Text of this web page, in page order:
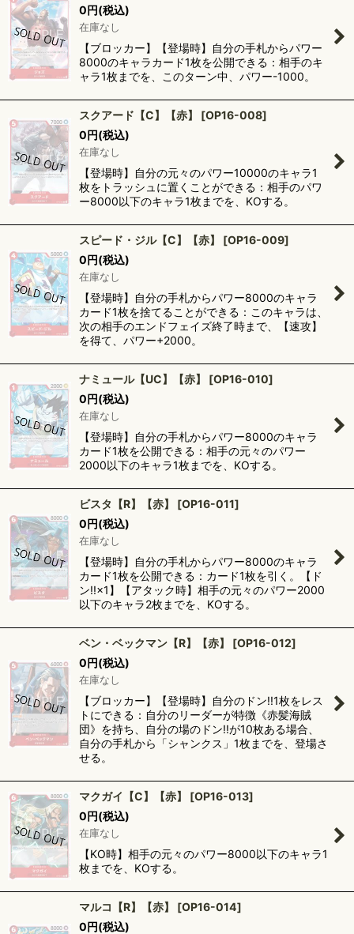
0円(税込)
在庫なし
【ブロッカー】【登場時】自分の手札からパワー
8000のキャラカード1枚を公開できる：相手のキ
ャラ1枚までを、このターン中、パワー-1000。
スクアード【C】【赤】 [OP16-008]
0円(税込)
在庫なし
【登場時】自分の元々のパワー10000のキャラ1
枚をトラッシュに置くことができる：相手のパワ
ー8000以下のキャラ1枚までを、KOする。
スピード・ジル【C】【赤】 [OP16-009]
0円(税込)
在庫なし
【登場時】自分の手札からパワー8000のキャラ
カード1枚を捨てることができる：このキャラは、
次の相手のエンドフェイズ終了時まで、【速攻】
を得て、パワー+2000。
ナミュール【UC】【赤】 [OP16-010]
0円(税込)
在庫なし
【登場時】自分の手札からパワー8000のキャラ
カード1枚を公開できる：相手の元々のパワー
2000以下のキャラ1枚までを、KOする。
ビスタ【R】【赤】 [OP16-011]
0円(税込)
在庫なし
【登場時】自分の手札からパワー8000のキャラ
カード1枚を公開できる：カード1枚を引く。【ド
ン!!×1】【アタック時】相手の元々のパワー2000
以下のキャラ2枚までを、KOする。
ベン・ベックマン【R】【赤】 [OP16-012]
0円(税込)
在庫なし
【ブロッカー】【登場時】自分のドン!!1枚をレス
トにできる：自分のリーダーが特徴《赤髪海賊
団》を持ち、自分の場のドン!!が10枚ある場合、
自分の手札から「シャンクス」1枚までを、登場さ
せる。
マクガイ【C】【赤】 [OP16-013]
0円(税込)
在庫なし
【KO時】相手の元々のパワー8000以下のキャラ1
枚までを、KOする。
マルコ【R】【赤】 [OP16-014]
0円(税込)